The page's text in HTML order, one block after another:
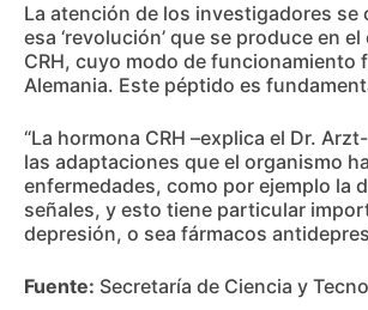
La atención de los investigadores
esa ‘revolución’ que se produce en
CRH, cuyo modo de
Alemania. Este péptido es
“La hormona CRH –explica el Dr.
las adaptaciones que el organismo
enfermedades, como por ejemplo la
señales, y esto tiene particular
depresión, o sea fármacos
Fuente: Secretaría de Ciencia y